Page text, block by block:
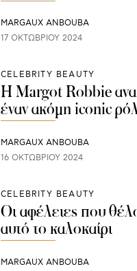
MARGAUX ANBOUBA
17 ΟΚΤΩΒΡΊΟΥ 2024
CELEBRITY BEAUTY
Η Margot Robbie
έναν ακόμη iconic
MARGAUX ANBOUBA
16 ΟΚΤΩΒΡΊΟΥ 2024
CELEBRITY BEAUTY
Οι αφέλειες που
αυτό το καλοκαίρι
MARGAUX ANBOUBA